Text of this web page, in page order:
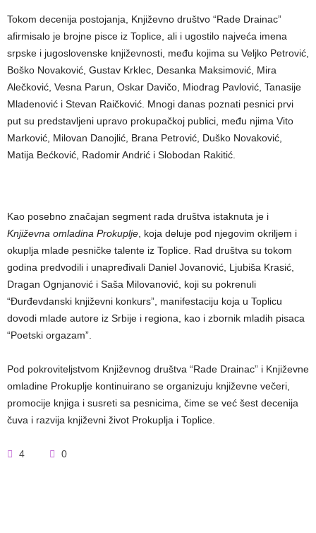
Tokom decenija postojanja, Književno društvo “Rade Drainac”
afirmisalo je brojne pisce iz Toplice, ali i ugostilo najveća imena
srpske i jugoslovenske književnosti, među kojima su Veljko Petrović,
Boško Novaković, Gustav Krklec, Desanka Maksimović, Mira
Alečković, Vesna Parun, Oskar Davičo, Miodrag Pavlović, Tanasije
Mladenović i Stevan Raičković. Mnogi danas poznati pesnici prvi
put su predstavljeni upravo prokupačkoj publici, među njima Vito
Marković, Milovan Danojlić, Brana Petrović, Duško Novaković,
Matija Bećković, Radomir Andrić i Slobodan Rakitić.
Kao posebno značajan segment rada društva istaknuta je i
Književna omladina Prokuplje , koja deluje pod njegovim okriljem i
okuplja mlade pesničke talente iz Toplice. Rad društva su tokom
godina predvodili i unapređivali Daniel Jovanović, Ljubiša Krasić,
Dragan Ognjanović i Saša Milovanović, koji su pokrenuli
“Đurđevdanski književni konkurs”, manifestaciju koja u Toplicu
dovodi mlade autore iz Srbije i regiona, kao i zbornik mladih pisaca
“Poetski orgazam”.
Pod pokroviteljstvom Književnog društva “Rade Drainac” i Književne
omladine Prokuplje kontinuirano se organizuju književne večeri,
promocije knjiga i susreti sa pesnicima, čime se već šest decenija
čuva i razvija književni život Prokuplja i Toplice.
4 0